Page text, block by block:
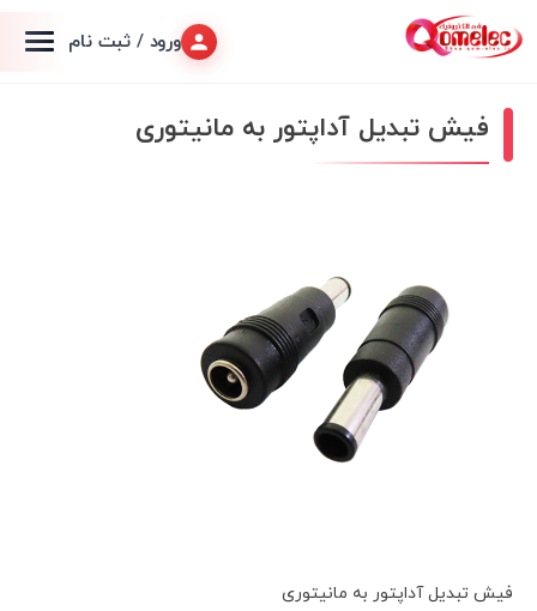
ورود / ثبت نام
فیش تبدیل آداپتور به مانیتوری
فیش تبدیل آداپتور به مانیتوری